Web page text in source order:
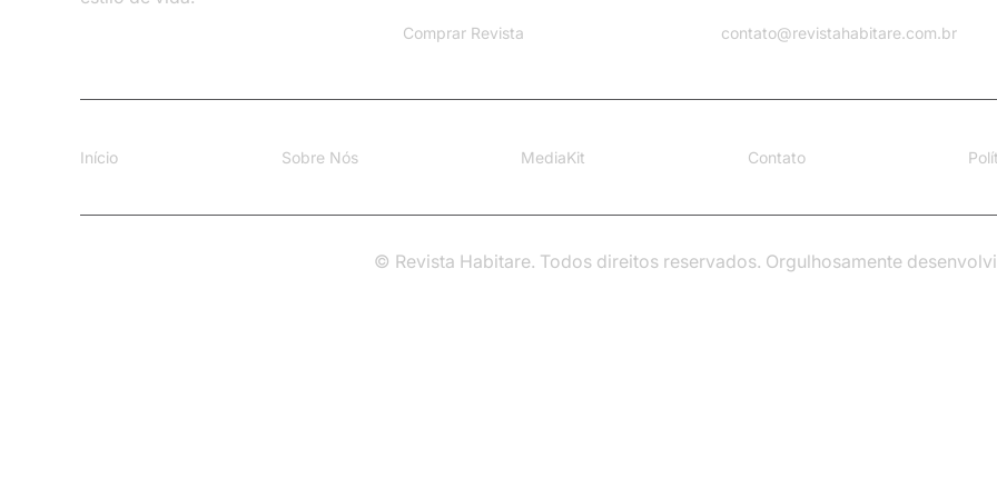
Comprar Revista contato@revistahabitare.com.br
Início Sobre Nós MediaKit Contato
© Revista Habitare. Todos direitos reservados. Orgulhosamente